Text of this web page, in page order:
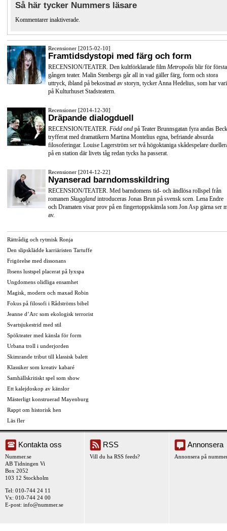
Så här tycker Nummers läsare
Kommentarer inaktiverade.
Recensioner [2015-02-10]
Framtidsdystopi med färg och form
RECENSION/TEATER. Den kultförklarade film Metropolis blir för första
gången teater. Malin Stenbergs går all in vad gäller färg, form och stora
uttryck, ibland på bekostnad av storyn, tycker Anna Hedelius, som har
på Kulturhuset Stadsteatern.
Recensioner [2014-12-30]
Dräpande dialogduell
RECENSION/TEATER. Född ond på Teater Brunnsgatan fyra andas
tryfferat med dramatikern Martina Montelius egna, befriande absurda
filosoferingar. Louise Lagerström ser två högoktaniga skådespelare
på en station där livets tåg redan tycks ha passerat.
Recensioner [2014-12-22]
Nyanserad barndomsskildring
RECENSION/TEATER. Med barndomens tid- och ändlösa rollspel från
romanen Skuggland introduceras Jonas Brun på svensk scen. Lena Endre
och Dramaten visar prov på en fingertoppskänsla som Jon Asp gärna ser
av.
Rättrådig och rytmisk Ronja
Den slipsklädde karriäristen Tartuffe
Frigörelse med dissonans
Ibsens lustspel placerat på lyxspa
Ungdomens olidliga ensamhet
Magisk, modern och maxad Robin
Fokus på filosofi i Rådströms bibel
Jeanne d’Arc som ekologisk terrorist
Svartsjukestrid med stil
Spökteater med känsla för form
Urbana troll i underjorden
Skimrande tribut till klassisk balett
Klassiker som kreativ kabaré
Samhällskritiskt spel som show
Ett kalejdoskop av känslor
Mästerligt konstruerad Mayenburg
Rappt om historisk hen
Läs fler
Kontakta oss
Nummer.se
AB Tidningen Vi
Box 2052
103 12 Stockholm
Tel: 010-744 24 11
Vx: 010-744 24 00
E-post: info@nummer.se
RSS
Vill du ha RSS feeds?
Annonsera
Annonsera på